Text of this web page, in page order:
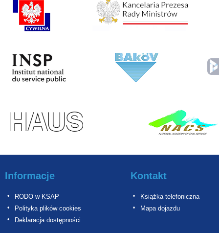
Informacje
RODO w KSAP
Polityka plików cookies
Deklaracja dostępności
Kontakt
Książka telefoniczna
Mapa dojazdu